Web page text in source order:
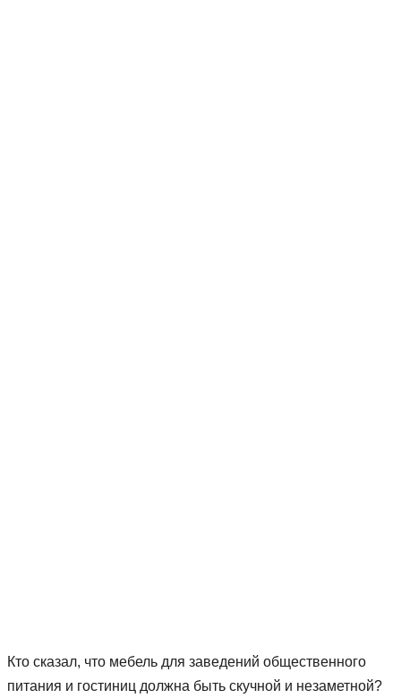
Кто сказал, что мебель для заведений общественного
питания и гостиниц должна быть скучной и незаметной?